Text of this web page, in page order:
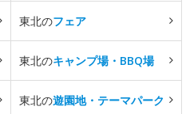
東北のフェア
東北のキャンプ場・BBQ場
東北の遊園地・テーマパーク